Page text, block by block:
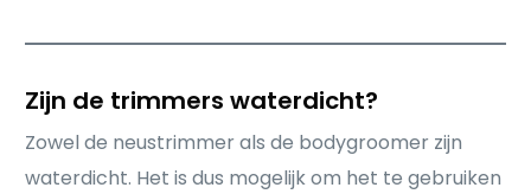
Zijn de trimmers waterdicht?
Zowel de neustrimmer als de bodygroomer zijn
waterdicht. Het is dus mogelijk om het te gebruiken